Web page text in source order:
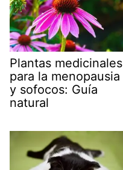
Plantas medicinales
para la menopausia
y sofocos: Guía
natural